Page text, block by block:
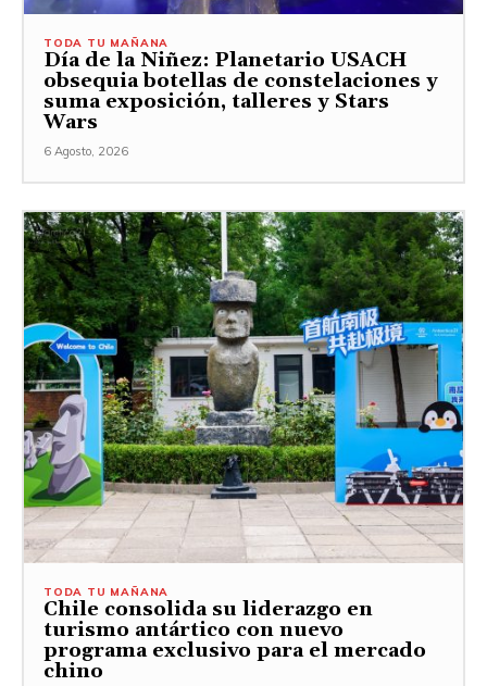
TODA TU MAÑANA
Día de la Niñez: Planetario USACH
obsequia botellas de constelaciones y
suma exposición, talleres y Stars
Wars
6 Agosto, 2026
TODA TU MAÑANA
Chile consolida su liderazgo en
turismo antártico con nuevo
programa exclusivo para el mercado
chino